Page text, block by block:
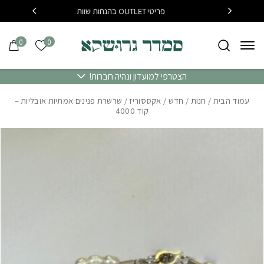
Skip to Content פריטי OUTLET בהנחות שוות
0 הרשימה
0
הצטרפי למועדון ונהיה חברות!
עמוד הבית / חנות / חדש / אקססוריז/ שרשרת פנינים אמתיות אובליות –
קוד 4000
בחזרה למעלה